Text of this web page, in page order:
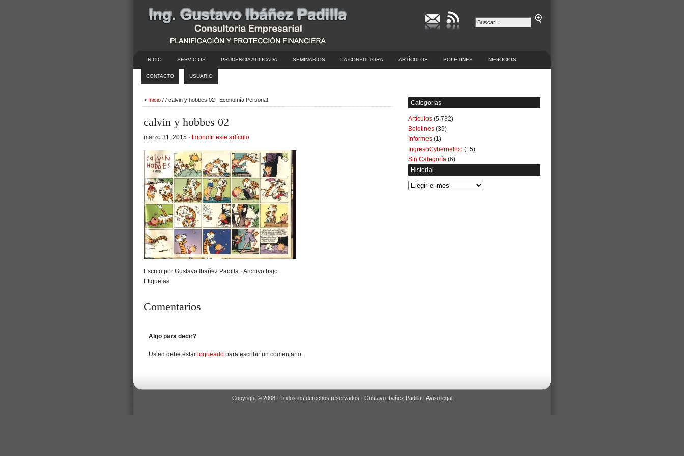
INICIO SERVICIOS PRUDENCIA APLICADA SEMINARIOS LA CONSULTORA ARTÍCULOS BOLETINES NEGOCIOS
CONTACTO USUARIO
> Inicio / / calvin y hobbes 02 | Economía Personal
calvin y hobbes 02
marzo 31, 2015 · Imprimir este artículo
Escrito por Gustavo Ibañez Padilla · Archivo bajo
Etiquetas:
Comentarios
Algo para decir?
Usted debe estar logueado para escribir un comentario.
Categorías
Artículos (5.732)
Boletines (39)
Informes (1)
IngresoCybernetico (15)
Sin Categoría (6)
Historial
Historial
Copyright © 2008 · Todos los derechos reservados · Gustavo Ibañez Padilla · Aviso legal